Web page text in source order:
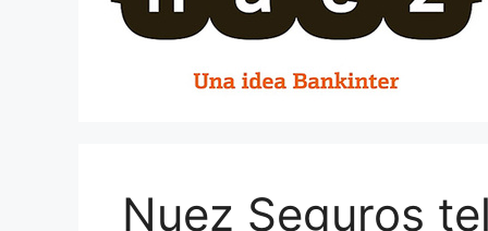
Nuez Seguros